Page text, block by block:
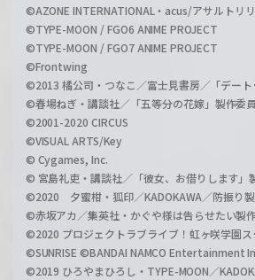
©AZONE INTERNATIONAL・acus/アサルトリ
©TYPE-MOON / FGO6 ANIME PROJECT
©TYPE-MOON / FGO7 ANIME PROJECT
©Frontwing
©2013 橘公司・つなこ／富士見書房／「デー
©春場ねぎ・講談社／「五等分の花嫁」製作委
©2001-2020 CIRCUS
©VISUAL ARTS/Key
© Cygames, Inc.
© 宮島礼吏・講談社／「彼女、お借りします」
©2020 夕蜜柑・狐印／KADOKAWA／防振り
©赤坂アカ／集英社・かぐや様は告らせたい製
©2020 プロジェクトラブライブ！虹ヶ咲学園
©SUNRISE ©BANDAI NAMCO Entertainment
©2019 ひろやまひろし・TYPE-MOON／